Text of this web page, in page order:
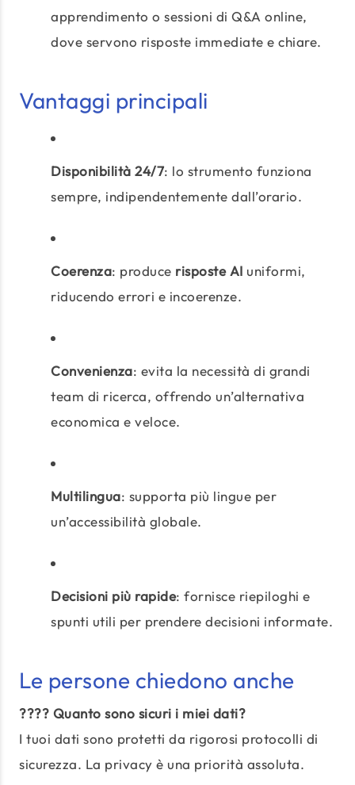
apprendimento o sessioni di Q&A online,
dove servono risposte immediate e chiare.
Vantaggi principali
Disponibilità 24/7: lo strumento funziona
sempre, indipendentemente dall’orario.
Coerenza: produce risposte AI uniformi,
riducendo errori e incoerenze.
Convenienza: evita la necessità di grandi
team di ricerca, offrendo un’alternativa
economica e veloce.
Multilingua: supporta più lingue per
un’accessibilità globale.
Decisioni più rapide: fornisce riepiloghi e
spunti utili per prendere decisioni informate.
Le persone chiedono anche
???? Quanto sono sicuri i miei dati?
I tuoi dati sono protetti da rigorosi protocolli di
sicurezza. La privacy è una priorità assoluta.